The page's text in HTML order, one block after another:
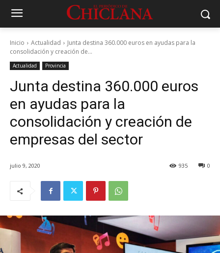
Inicio Actualidad
Junta destina 360.000 euros en ayudas para la
consolidación y creación de...
Actualidad Provincia
Junta destina 360.000 euros
en ayudas para la
consolidación y creación de
empresas del sector
julio 9, 2020 0
935